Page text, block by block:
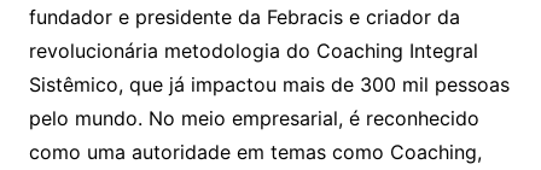
fundador e presidente da Febracis e criador da
revolucionária metodologia do Coaching Integral
Sistêmico, que já impactou mais de 300 mil pessoas
pelo mundo. No meio empresarial, é reconhecido
como uma autoridade em temas como Coaching,